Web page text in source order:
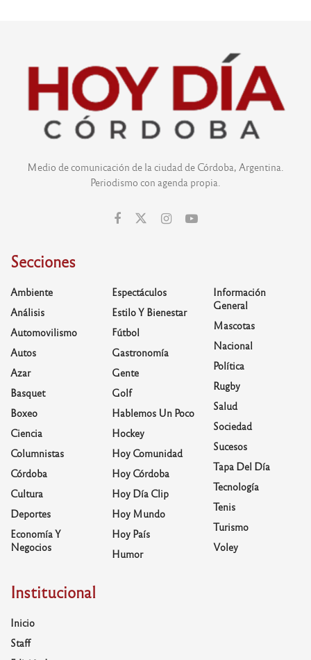
Medio de comunicación de la ciudad de Córdoba, Argentina.
Periodismo con agenda propia.
Secciones
Ambiente
Análisis
Automovilismo
Autos
Azar
Basquet
Boxeo
Ciencia
Columnistas
Córdoba
Cultura
Deportes
Economía Y
Negocios
Espectáculos
Estilo Y Bienestar
Fútbol
Gastronomía
Gente
Golf
Hablemos Un Poco
Hockey
Hoy Comunidad
Hoy Córdoba
Hoy Día Clip
Hoy Mundo
Hoy País
Humor
Información
General
Mascotas
Nacional
Política
Rugby
Salud
Sociedad
Sucesos
Tapa Del Día
Tecnología
Tenis
Turismo
Voley
Institucional
Inicio
Staff